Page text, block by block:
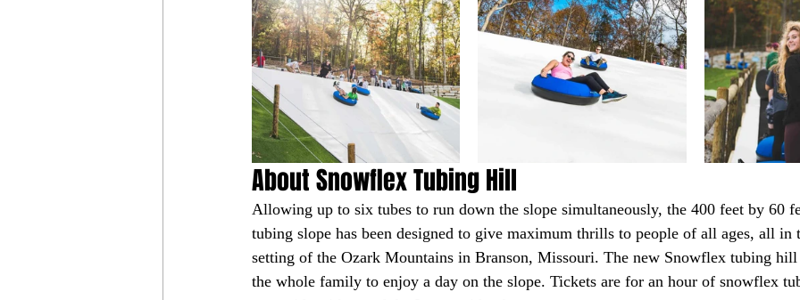
About Snowflex Tubing Hill
Allowing up to six tubes to run down the slope simultaneously, the 400 feet by 60
tubing slope has been designed to give maximum thrills to people of all ages, all in
setting of the Ozark Mountains in Branson, Missouri. The new Snowflex tubing
the whole family to enjoy a day on the slope. Tickets are for an hour of snowflex